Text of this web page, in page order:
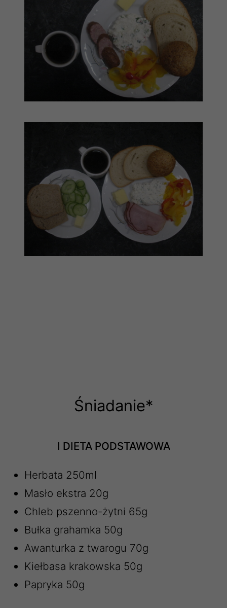
Śniadanie*
I DIETA PODSTAWOWA
Herbata 250ml
Masło ekstra 20g
Chleb pszenno-żytni 65g
Bułka grahamka 50g
Awanturka z twarogu 70g
Kiełbasa krakowska 50g
Papryka 50g